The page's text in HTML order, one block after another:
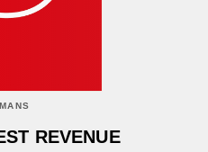
REVENUE